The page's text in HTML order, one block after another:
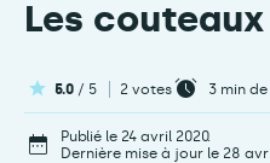
Les
5.0 / 5 2 votes 3 min
Publié le 24 avril 2020.
Dernière mise à jour le 28